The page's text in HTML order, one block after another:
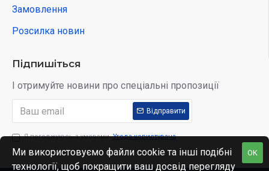
Замовлення
Розсилка новин
Підпишіться
І отримуйте новини про спеціальні пропозиції
Відправити
Я погоджуюсь з умовами Угода користувача
OK
Ми використовуємо файли cookie та інші подібні
технології, щоб покращити ваш досвід перегляду